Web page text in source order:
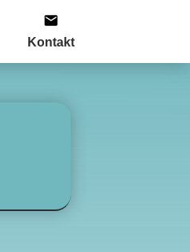
Kontakt